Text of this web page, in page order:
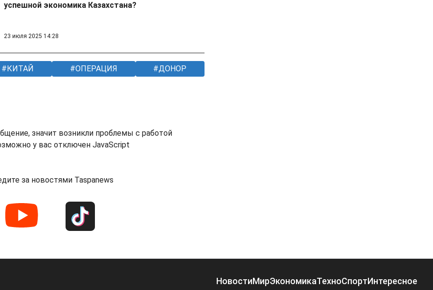
успешной экономика Казахстана?
23 июля 2025 14:28
КИТАЙ ОПЕРАЦИЯ ДОНОР
значит возникли проблемы с работой
у вас отключен JavaScript
за новостями Taspanews
НовостиМирЭкономикаТехноСпортИнтересное